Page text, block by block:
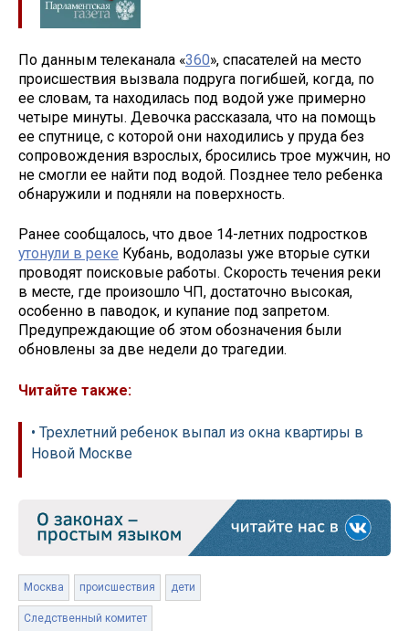
По данным телеканала «360», спасателей на место
происшествия вызвала подруга погибшей, когда, по
ее словам, та находилась под водой уже примерно
четыре минуты. Девочка рассказала, что на помощь
ее спутнице, с которой они находились у пруда без
сопровождения взрослых, бросились трое мужчин, но
не смогли ее найти под водой. Позднее тело ребенка
обнаружили и подняли на поверхность.
Ранее сообщалось, что двое 14-летних подростков
утонули в реке Кубань, водолазы уже вторые сутки
проводят поисковые работы. Скорость течения реки
в месте, где произошло ЧП, достаточно высокая,
особенно в паводок, и купание под запретом.
Предупреждающие об этом обозначения были
обновлены за две недели до трагедии.
Читайте также:
• Трехлетний ребенок выпал из окна квартиры в
Новой Москве
Москва происшествия дети
Следственный комитет